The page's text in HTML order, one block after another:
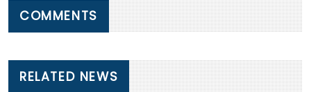
COMMENTS
RELATED NEWS